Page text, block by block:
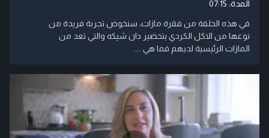
المدة: 07:15
في هذه الحلقة من فقرة مازات، سنخوض تجربة فريدة من
نوعها من الاكل الكردي بتحضير دان شيكه والتي تعد من
المازات الرئيسية لديهم فما هي ....